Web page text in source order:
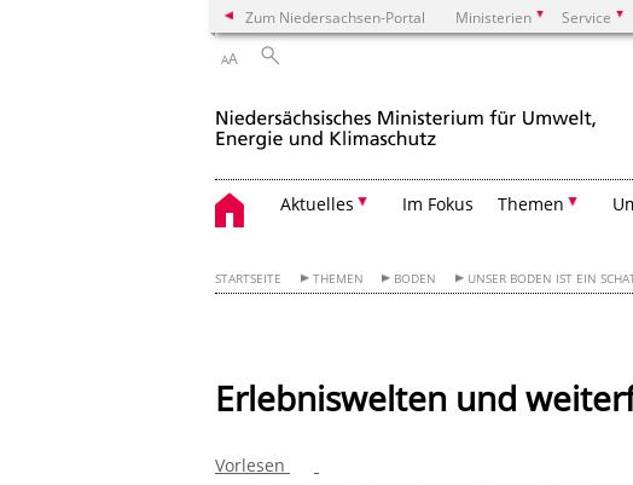
Zum Niedersachsen-Portal Ministerien Service
AA
Aktuelles Im Fokus Themen
STARTSEITE THEMEN BODEN UNSER BODEN IST EIN
Erlebniswelten und
Vorlesen